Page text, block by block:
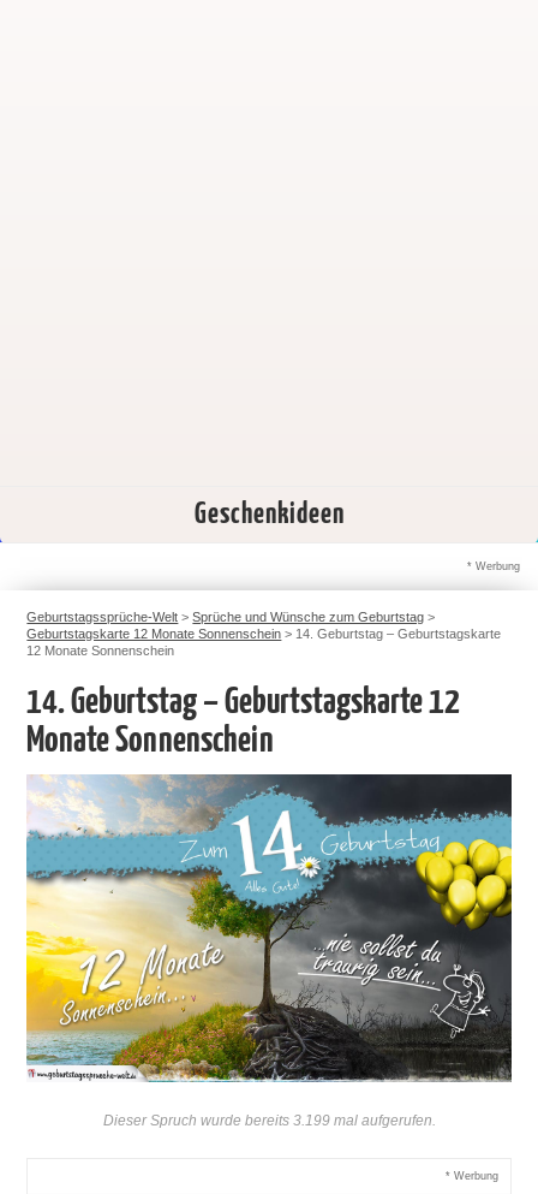
Geschenkideen
* Werbung
Geburtstagssprüche-Welt >Sprüche und Wünsche zum Geburtstag >
Geburtstagskarte 12 Monate Sonnenschein > 14. Geburtstag – Geburtstagskarte
12 Monate Sonnenschein
14. Geburtstag – Geburtstagskarte 12
Monate Sonnenschein
Dieser Spruch wurde bereits 3.199 mal aufgerufen.
* Werbung